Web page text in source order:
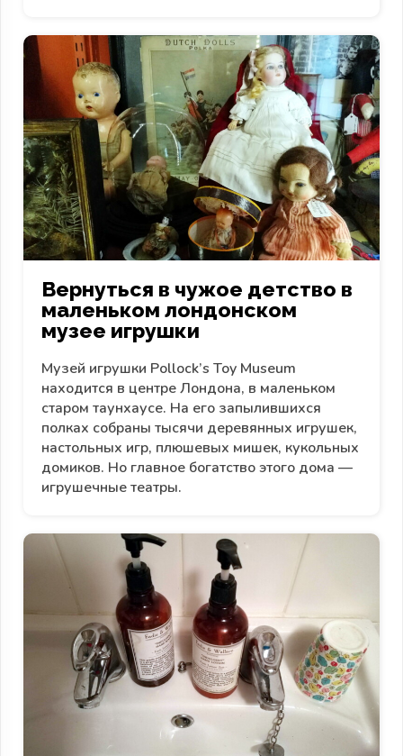
Вернуться в чужое детство в
маленьком лондонском
музее игрушки
Музей игрушки Pollock’s Toy Museum
находится в центре Лондона, в маленьком
старом таунхаусе. На его запылившихся
полках собраны тысячи деревянных игрушек,
настольных игр, плюшевых мишек, кукольных
домиков. Но главное богатство этого дома —
игрушечные театры.